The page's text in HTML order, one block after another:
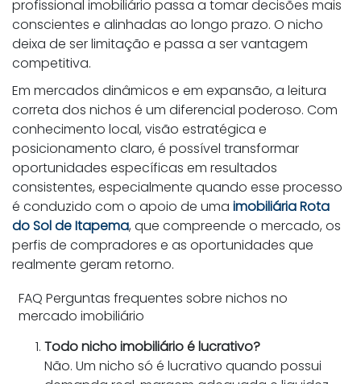
profissional imobiliário passa a tomar decisões mais
conscientes e alinhadas ao longo prazo. O nicho
deixa de ser limitação e passa a ser vantagem
competitiva.
Em mercados dinâmicos e em expansão, a leitura
correta dos nichos é um diferencial poderoso. Com
conhecimento local, visão estratégica e
posicionamento claro, é possível transformar
oportunidades específicas em resultados
consistentes, especialmente quando esse processo
é conduzido com o apoio de uma imobiliária Rota
do Sol de Itapema, que compreende o mercado, os
perfis de compradores e as oportunidades que
realmente geram retorno.
FAQ Perguntas frequentes sobre nichos no
mercado imobiliário
Todo nicho imobiliário é lucrativo?
Não. Um nicho só é lucrativo quando possui